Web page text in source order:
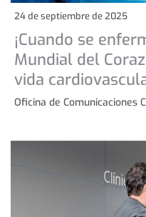
24 de septiembre de 2025
¡Cuando se
Mundial del
vida
Oficina de Comunicaciones